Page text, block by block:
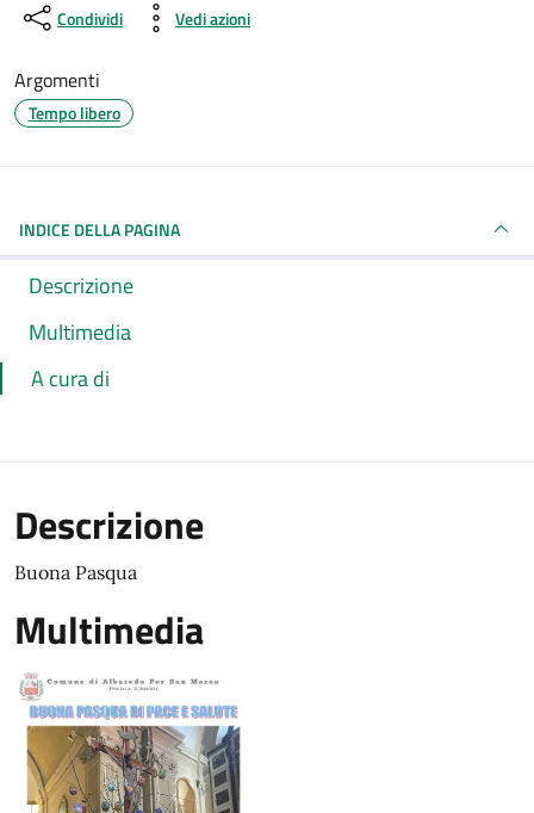
Condividi Vedi azioni
Argomenti
Tempo libero
INDICE DELLA PAGINA
Descrizione
Multimedia
A cura di
Descrizione
Buona Pasqua
Multimedia